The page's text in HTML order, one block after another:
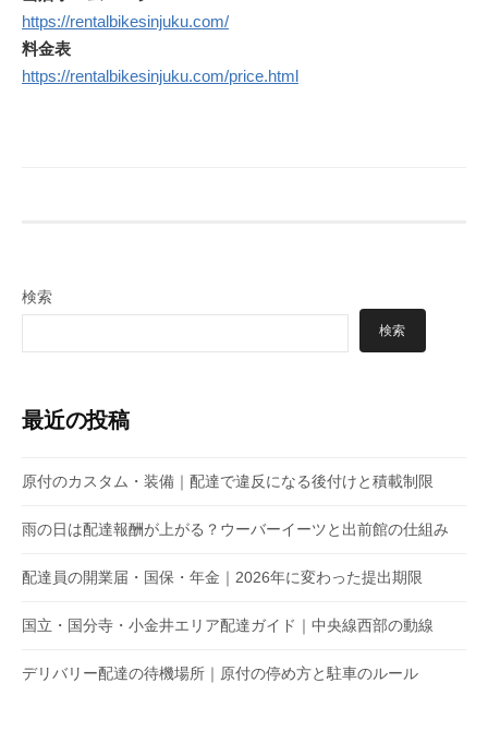
https://rentalbikesinjuku.com/
料金表
https://rentalbikesinjuku.com/price.html
検索
検索
最近の投稿
原付のカスタム・装備｜配達で違反になる後付けと積載制限
雨の日は配達報酬が上がる？ウーバーイーツと出前館の仕組み
配達員の開業届・国保・年金｜2026年に変わった提出期限
国立・国分寺・小金井エリア配達ガイド｜中央線西部の動線
デリバリー配達の待機場所｜原付の停め方と駐車のルール